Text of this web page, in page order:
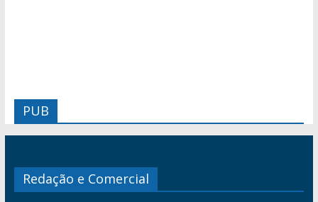
PUB
Redação e Comercial